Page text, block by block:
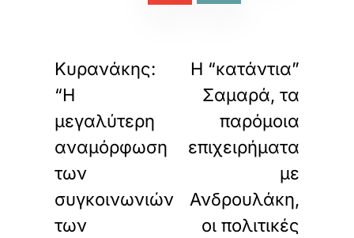
Κυρανάκης:
“Η
μεγαλύτερη
αναμόρφωση
των
συγκοινωνιών
των
Η “κατάντια”
Σαμαρά, τα
παρόμοια
επιχειρήματα
με
Ανδρουλάκη,
οι πολιτικές